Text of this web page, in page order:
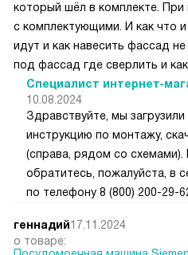
который шёл в комплекте.
с комплектующими. И как что
идут и как навесить фассад
под фассад где сверлить и
Специалист интернет-
10.08.2024
Здравствуйте, мы
инструкцию по монтажу,
(справа, рядом со схемами).
обратитесь, пожалуйста, в
по телефону 8 (800) 200-29-
геннадий17.11.2024
о товаре: